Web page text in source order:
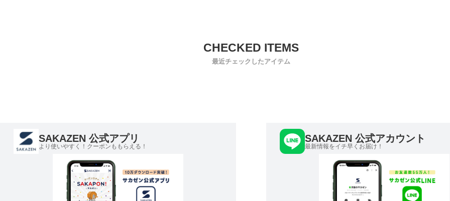
最近チェックしたアイテム
SAKAZEN 公式アプリ
より使いやすく！クーポンももらえる！
SAKAZEN 公式アカウント
最新情報をイチ早くお届け！